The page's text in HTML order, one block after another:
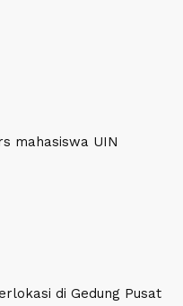
mahasiswa UIN
di Gedung Pusat